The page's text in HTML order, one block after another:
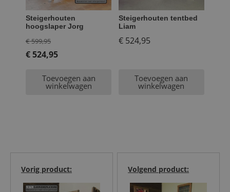
Steigerhouten
hoogslaper Jorg
€599,95Oorspronkelijke
prijs
€ 599,95.
€524,95
Toevoegen aan
winkelwagen
Steigerhouten tentbed
Liam
€524,95
Toevoegen aan
winkelwagen
Volgend product:
Vorig product: